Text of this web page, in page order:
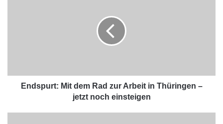
Endspurt: Mit dem Rad zur Arbeit in Thüringen –
jetzt noch einsteigen